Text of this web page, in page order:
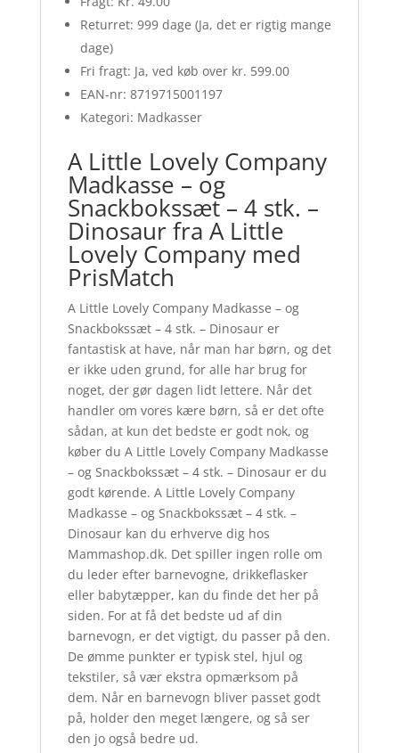
Returret: 999 dage (Ja, det er rigtig mange
dage)
Fri fragt: Ja, ved køb over kr. 599.00
EAN-nr: 8719715001197
Kategori: Madkasser
A Little Lovely Company
Madkasse – og
Snackbokssæt – 4 stk. –
Dinosaur fra A Little
Lovely Company med
PrisMatch
A Little Lovely Company Madkasse – og
Snackbokssæt – 4 stk. – Dinosaur er
fantastisk at have, når man har børn, og det
er ikke uden grund, for alle har brug for
noget, der gør dagen lidt lettere. Når det
handler om vores kære børn, så er det ofte
sådan, at kun det bedste er godt nok, og
køber du A Little Lovely Company Madkasse
– og Snackbokssæt – 4 stk. – Dinosaur er du
godt kørende. A Little Lovely Company
Madkasse – og Snackbokssæt – 4 stk. –
Dinosaur kan du erhverve dig hos
Mammashop.dk. Det spiller ingen rolle om
du leder efter barnevogne, drikkeflasker
eller babytæpper, kan du finde det her på
siden. For at få det bedste ud af din
barnevogn, er det vigtigt, du passer på den.
De ømme punkter er typisk stel, hjul og
tekstiler, så vær ekstra opmærksom på
dem. Når en barnevogn bliver passet godt
på, holder den meget længere, og så ser
den jo også bedre ud.